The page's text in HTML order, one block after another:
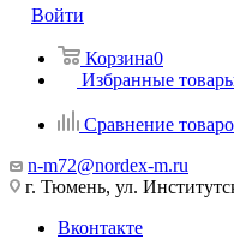
Войти
Корзина0
Избранные
Сравнение
n-m72@nordex-m.ru
г. Тюмень, ул.
Вконтакте